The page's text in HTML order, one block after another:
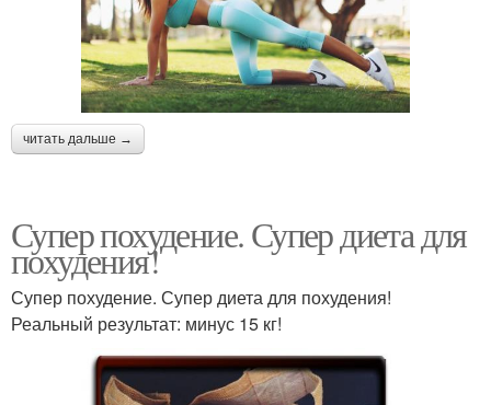
читать дальше →
Супер похудение. Супер диета для
похудения!
Супер похудение. Супер диета для похудения!
Реальный результат: минус 15 кг!